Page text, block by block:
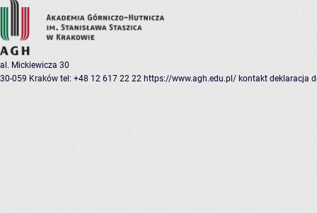
al. Mickiewicza 30
30-059 Kraków tel: +48 12 617 22 22 https://www.agh.edu.pl/ kontakt deklaracja